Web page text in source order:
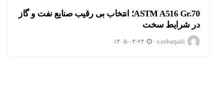
ASTM A516 Gr.70؛ انتخاب بی رقیب صنایع نفت و گاز
در شرایط سخت
s.zebarjadi ۱۴۰۵-۰۴-۲۴